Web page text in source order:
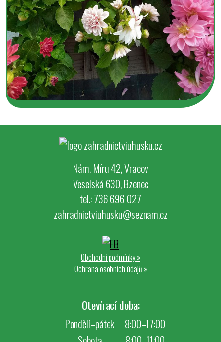
Nám. Míru 42, Vracov
Veselská 630, Bzenec
tel.: 736 696 027
zahradnictviuhusku@seznam.cz
Obchodní podmínky»
Ochrana osobních údajů »
Otevírací doba:
Pondělí–pátek
8:00–17:00